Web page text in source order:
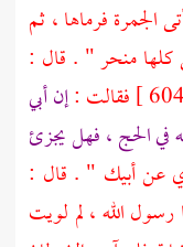
الجمرةفرماها ، ثم
كلها منحر " . قال :
فقالت :إن أبي
في الحج ، فهل يجزئ
عن أبيك " . قال :
رسول الله ، لم لويت